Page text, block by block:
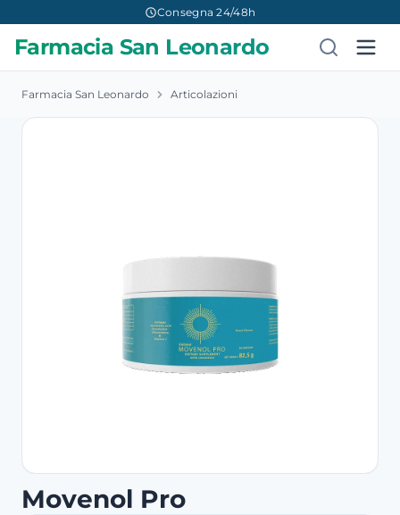
Consegna 24/48h
Farmacia San Leonardo
Farmacia San Leonardo Articolazioni
Movenol Pro